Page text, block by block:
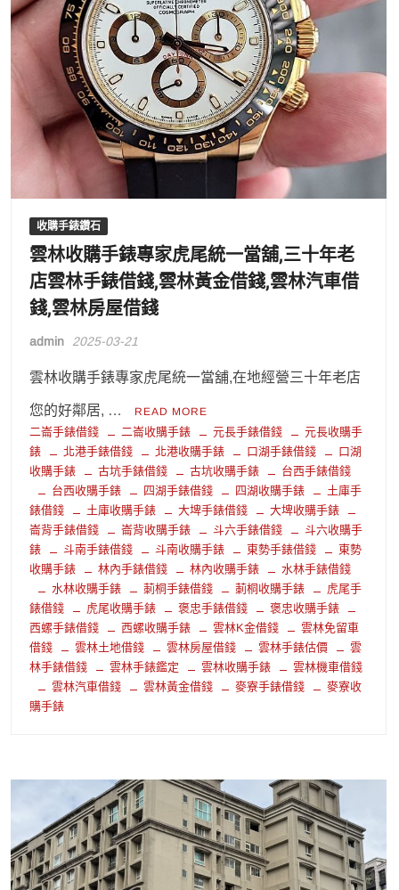
收購手錶鑽石
雲林收購手錶專家虎尾統一當舖,三十年老
店雲林手錶借錢,雲林黃金借錢,雲林汽車借
錢,雲林房屋借錢
admin 2025-03-21
雲林收購手錶專家虎尾統一當舖,在地經營三十年老店
您的好鄰居, … READ MORE
二崙手錶借錢 二崙收購手錶 元長手錶借錢
元長收購手
錶
北港手錶借錢 北港收購手錶 口湖手錶借錢
口湖
收購手錶
古坑手錶借錢 古坑收購手錶
台西手錶借錢
台西收購手錶
四湖手錶借錢 四湖收購手錶
土庫手
錶借錢
土庫收購手錶 大埤手錶借錢
大埤收購手錶
崙背手錶借錢
崙背收購手錶 斗六手錶借錢
斗六收購手
錶
斗南手錶借錢 斗南收購手錶 東勢手錶借錢
東勢
收購手錶
林內手錶借錢 林內收購手錶
水林手錶借錢
水林收購手錶
莿桐手錶借錢 莿桐收購手錶
虎尾手
錶借錢
虎尾收購手錶 褒忠手錶借錢
褒忠收購手錶
西螺手錶借錢
西螺收購手錶 雲林K金借錢
雲林免留車
借錢
雲林土地借錢 雲林房屋借錢 雲林手錶估價
雲
林手錶借錢
雲林手錶鑑定 雲林收購手錶
雲林機車借錢
雲林汽車借錢
雲林黃金借錢 麥寮手錶借錢
麥寮收
購手錶